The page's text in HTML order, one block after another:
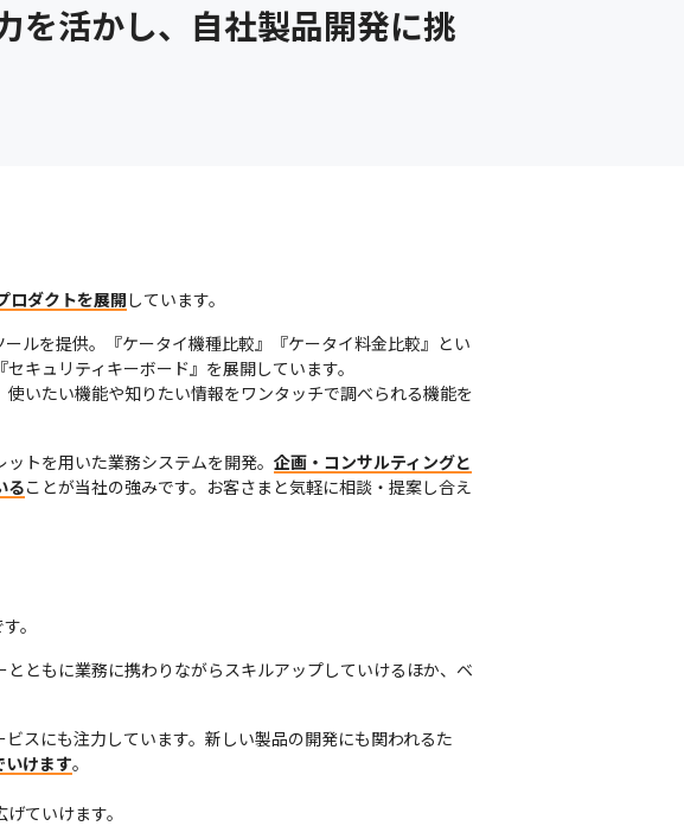
を活かし、自社製品開発に挑
ロダクトを展開しています。
ルを提供。『ケータイ機種比較』『ケータイ料金比較』とい
キュリティキーボード』を展開しています。
いたい機能や知りたい情報をワンタッチで調べられる機能を
トを用いた業務システムを開発。 企画・コンサルティングと
ることが当社の強みです。お客さまと気軽に相談・提案し合え
。
とともに業務に携わりながらスキルアップしていけるほか、ベ
スにも注力しています。新しい製品の開発にも関われるた
けます。
ていけます。